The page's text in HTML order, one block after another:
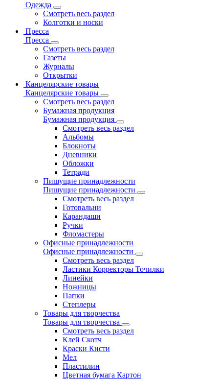
Одежда
Смотреть весь раздел
Колготки и носки
Пресса
Пресса
Смотреть весь раздел
Газеты
Журналы
Открытки
Канцелярские товары
Канцелярские товары
Смотреть весь раздел
Бумажная продукция
Бумажная продукция
Смотреть весь раздел
Альбомы
Блокноты
Дневники
Обложки
Тетради
Пишущие принадлежности
Пишущие принадлежности
Смотреть весь раздел
Готовальни
Карандаши
Ручки
Фломастеры
Офисные принадлежности
Офисные принадлежности
Смотреть весь раздел
Ластики Корректоры Точилки
Линейки
Ножницы
Папки
Степлеры
Товары для творчества
Товары для творчества
Смотреть весь раздел
Клей Скотч
Краски Кисти
Мел
Пластилин
Цветная бумага Картон